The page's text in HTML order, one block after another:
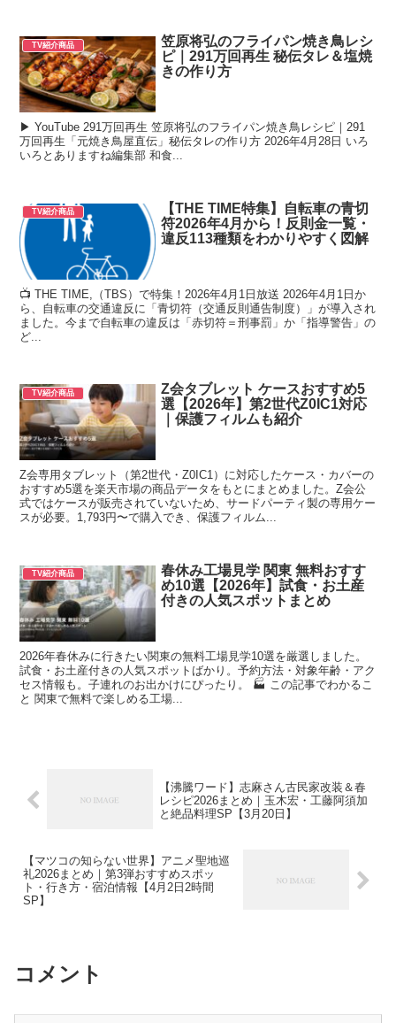
TV紹介商品
笠原将弘のフライパン焼き鳥レシ
ピ｜291万回再生 秘伝タレ＆塩焼
きの作り方
▶ YouTube 291万回再生 笠原将弘のフライパン焼き鳥レシピ｜291
万回再生「元焼き鳥屋直伝」秘伝タレの作り方 2026年4月28日 いろ
いろとありますね編集部 和食...
TV紹介商品
【THE TIME特集】自転車の青切
符2026年4月から！反則金一覧・
違反113種類をわかりやすく図解
📺 THE TIME,（TBS）で特集！2026年4月1日放送 2026年4月1日か
ら、自転車の交通違反に「青切符（交通反則通告制度）」が導入され
ました。今まで自転車の違反は「赤切符＝刑事罰」か「指導警告」の
ど...
TV紹介商品
Z会タブレット ケースおすすめ5
選【2026年】第2世代Z0IC1対応
｜保護フィルムも紹介
Z会専用タブレット（第2世代・Z0IC1）に対応したケース・カバーの
おすすめ5選を楽天市場の商品データをもとにまとめました。Z会公
式ではケースが販売されていないため、サードパーティ製の専用ケー
スが必要。1,793円〜で購入でき、保護フィルム...
TV紹介商品
春休み工場見学 関東 無料おすす
め10選【2026年】試食・お土産
付きの人気スポットまとめ
2026年春休みに行きたい関東の無料工場見学10選を厳選しました。
試食・お土産付きの人気スポットばかり。予約方法・対象年齢・アク
セス情報も。子連れのお出かけにぴったり。 🏭 この記事でわかるこ
と 関東で無料で楽しめる工場...
【沸騰ワード】志麻さん古民家改装＆春
レシピ2026まとめ｜玉木宏・工藤阿須加
と絶品料理SP【3月20日】
【マツコの知らない世界】アニメ聖地巡
礼2026まとめ｜第3弾おすすめスポッ
ト・行き方・宿泊情報【4月2日2時間
SP】
コメント